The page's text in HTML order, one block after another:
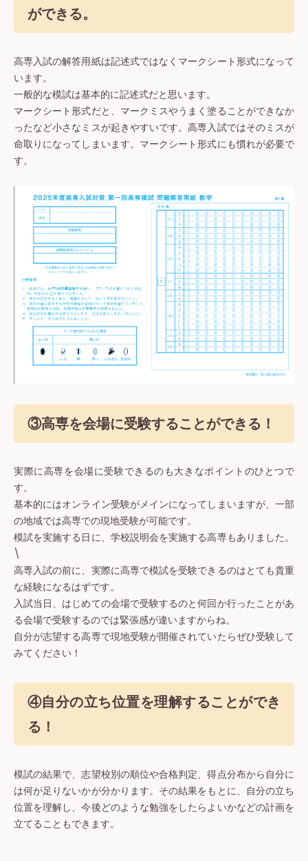
ができる。
高専入試の解答用紙は記述式ではなくマークシート形式になって
います。
一般的な模試は基本的に記述式だと思います。
マークシート形式だと、マークミスやうまく塗ることができなか
ったなど小さなミスが起きやすいです。高専入試ではそのミスが
命取りになってしまいます。マークシート形式にも慣れが必要で
す。
③高専を会場に受験することができる！
実際に高専を会場に受験できるのも大きなポイントのひとつで
す。
基本的にはオンライン受験がメインになってしまいますが、一部
の地域では高専での現地受験が可能です。
模試を実施する日に、学校説明会を実施する高専もありました。
\
高専入試の前に、実際に高専で模試を受験できるのはとても貴重
な経験になるはずです。
入試当日、はじめての会場で受験するのと何回か行ったことがあ
る会場で受験するのでは緊張感が違いますからね。
自分が志望する高専で現地受験が開催されていたらぜひ受験して
みてください！
④自分の立ち位置を理解することができ
る！
模試の結果で、志望校別の順位や合格判定、得点分布から自分に
は何が足りないかが分かります。その結果をもとに、自分の立ち
位置を理解し、今後どのような勉強をしたらよいかなどの計画を
立てることもできます。